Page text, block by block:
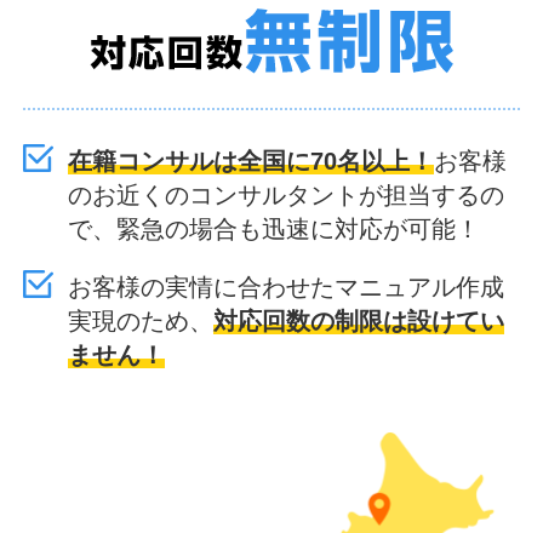
在籍コンサルは全国に70名以上！お客様
のお近くのコンサルタントが担当するの
で、緊急の場合も迅速に対応が可能！
お客様の実情に合わせたマニュアル作成
実現のため、 対応回数の制限は設けてい
ません！